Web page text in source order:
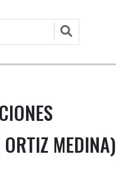
MEDINA)